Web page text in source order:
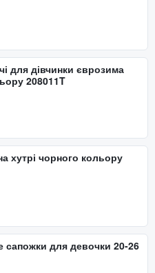
для дівчинки єврозима
208011T
хутрі чорного кольору
сапожки для девочки 20-26